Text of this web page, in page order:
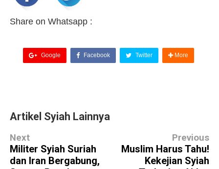
Share on Whatsapp :
Google Facebook Twitter More
Artikel Syiah Lainnya
Next
Militer Syiah Suriah
dan Iran Bergabung,
Previous
Muslim Harus Tahu!
Kekejian Syiah